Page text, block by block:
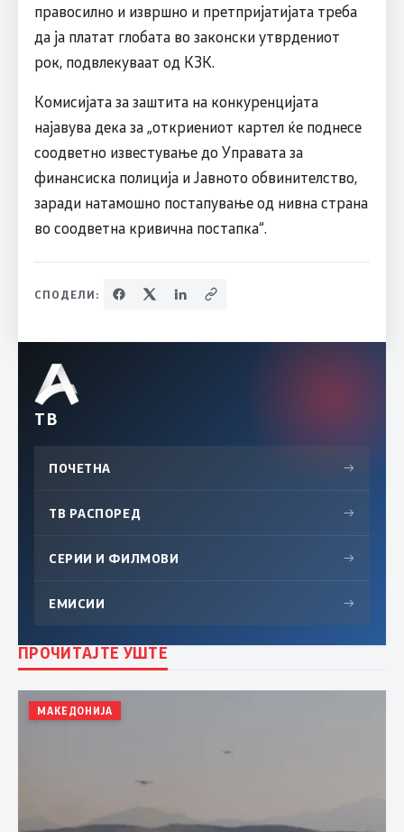
правосилно и извршно и претпријатијата треба
да ја платат глобата во законски утврдениот
рок, подвлекуваат од КЗК.
Комисијата за заштита на конкуренцијата
најавува дека за „откриениот картел ќе поднесе
соодветно известување до Управата за
финансиска полиција и Јавното обвинителство,
заради натамошно постапување од нивна страна
во соодветна кривична постапка“.
СПОДЕЛИ:
ТВ
ПОЧЕТНА →
ТВ РАСПОРЕД →
СЕРИИ И ФИЛМОВИ →
ЕМИСИИ →
ПРОЧИТАЈТЕ УШТЕ
МАКЕДОНИЈА